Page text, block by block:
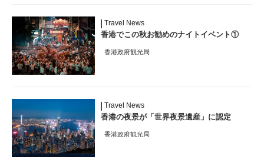
Travel News
香港でこの秋お勧めのナイトイベント①
香港政府観光局
Travel News
香港の夜景が「世界夜景遺産」に認定
香港政府観光局